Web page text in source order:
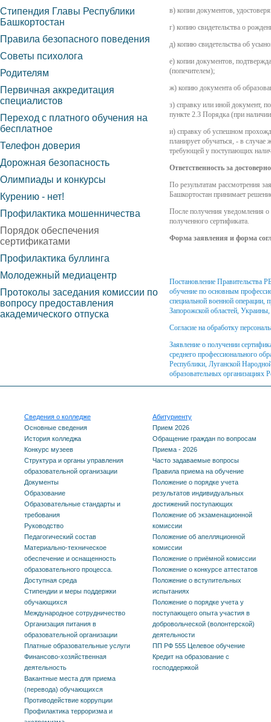
в) копии документов,
г) копию свидетельства о
д) копию свидетельства об
е) копии документов,
(попечителем);
ж) копию документа об
з) справку или иной документ,
пункте 2.3 Порядка (при
и) справку об успешном
планирует обучаться, - в случае
требующей у поступающих
Ответственность за
По результатам рассмотрения
Башкортостан принимает
После получения уведомления о
полученного сертификата.
Форма заявления и форма
Постановление Правительства
обучение по основным
специальной военной
Запорожской областей,
Согласие на обработку
Заявление о получении
среднего профессионального
Республики, Луганской
образовательных организациях
Стипендия Главы Республики
Башкортостан
Правила безопасного поведения
Советы психолога
Родителям
Первичная аккредитация
специалистов
Переход с платного обучения на
бесплатное
Телефон доверия
Дорожная безопасность
Олимпиады и конкурсы
Курению - нет!
Профилактика мошенничества
Порядок обеспечения
сертификатами
Профилактика буллинга
Молодежный медиацентр
Протоколы заседания комиссии по
вопросу предоставления
академического отпуска
Сведения о колледже
Основные сведения
История колледжа
Конкурс музеев
Структура и органы управления
образовательной организации
Документы
Образование
Образовательные стандарты и
требования
Руководство
Педагогический состав
Материально-техническое
обеспечение и оснащенность
образовательного процесса.
Доступная среда
Стипендии и меры поддержки
обучающихся
Международное сотрудничество
Организация питания в
образовательной организации
Платные образовательные услуги
Финансово-хозяйственная
деятельность
Вакантные места для приема
(перевода) обучающихся
Противодействие коррупции
Профилактика терроризма и
Абитуриенту
Прием 2026
Обращение граждан по вопросам
Приема - 2026
Часто задаваемые вопросы
Правила приема на обучение
Положение о порядке учета
результатов индивидуальных
достижений поступающих
Положение об экзаменационной
комиссии
Положение об апелляционной
комиссии
Положение о приёмной комиссии
Положение о конкурсе аттестатов
Положение о вступительных
испытаниях
Положение о порядке учета у
поступающего опыта участия в
добровольческой (волонтерской)
деятельности
ПП РФ 555 Целевое обучение
Кредит на образование с
господдержкой